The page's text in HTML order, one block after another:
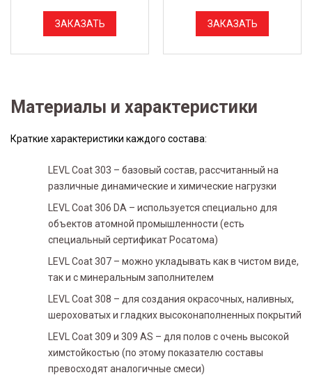
ЗАКАЗАТЬ ЗАКАЗАТЬ
Материалы и характеристики
Краткие характеристики каждого состава:
LEVL Coat 303 – базовый состав, рассчитанный на
различные динамические и химические нагрузки
LEVL Coat 306 DA – используется специально для
объектов атомной промышленности (есть
специальный сертификат Росатома)
LEVL Coat 307 – можно укладывать как в чистом виде,
так и с минеральным заполнителем
LEVL Coat 308 – для создания окрасочных, наливных,
шероховатых и гладких высоконаполненных покрытий
LEVL Coat 309 и 309 AS – для полов с очень высокой
химстойкостью (по этому показателю составы
превосходят аналогичные смеси)